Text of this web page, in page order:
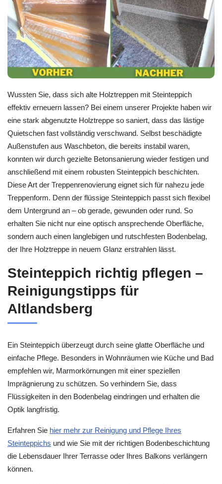
Wussten Sie, dass sich alte Holztreppen mit Steinteppich
effektiv erneuern lassen? Bei einem unserer Projekte haben wir
eine stark abgenutzte Holztreppe so saniert, dass das lästige
Quietschen fast vollständig verschwand. Selbst beschädigte
Außenstufen aus Waschbeton, die bereits instabil waren,
konnten wir durch gezielte Betonsanierung wieder festigen und
anschließend mit einem robusten Steinteppich beschichten.
Diese Art der Treppenrenovierung eignet sich für nahezu jede
Treppenform. Denn der flüssige Steinteppich passt sich flexibel
dem Untergrund an – ob gerade, gewunden oder rund. So
erhalten Sie nicht nur eine optisch ansprechende Oberfläche,
sondern auch einen langlebigen und rutschfesten Bodenbelag,
der Ihre Holztreppe in neuem Glanz erstrahlen lässt.
Steinteppich richtig pflegen –
Reinigungstipps für
Altlandsberg
Ein Steinteppich überzeugt durch seine glatte Oberfläche und
einfache Pflege. Besonders in Wohnräumen wie Küche und Bad
empfehlen wir, Marmorkörnungen mit einer speziellen
Imprägnierung zu schützen. So verhindern Sie, dass
Flüssigkeiten in den Bodenbelag eindringen und erhalten die
Optik langfristig.
Erfahren Sie hier mehr zur Reinigung und Pflege Ihres
Steinteppichs und wie Sie mit der richtigen Bodenbeschichtung
die Lebensdauer Ihrer Terrasse oder Ihres Balkons verlängern
können.